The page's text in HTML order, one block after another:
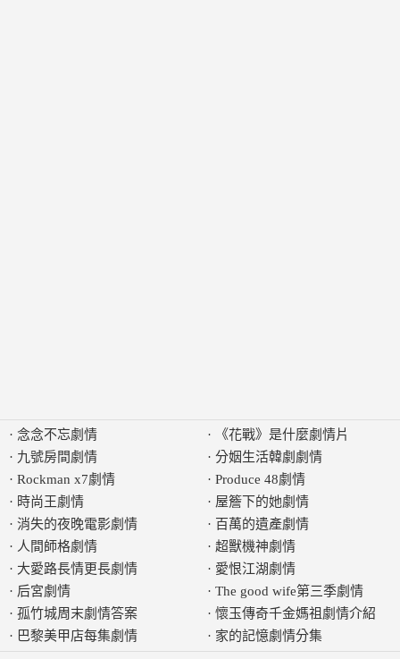
· 念念不忘劇情
· 九號房間劇情
· Rockman x7劇情
· 時尚王劇情
· 消失的夜晚電影劇情
· 人間師格劇情
· 大愛路長情更長劇情
· 后宮劇情
· 孤竹城周末劇情答案
· 巴黎美甲店每集劇情
·
《花戰》是什麼劇情片
· 分姻生活韓劇劇情
· Produce 48劇情
· 屋簷下的她劇情
· 百萬的遺產劇情
· 超獸機神劇情
· 愛恨江湖劇情
· The good wife第三季劇情
· 懷玉傳奇千金媽祖劇情介紹
· 家的記憶劇情分集